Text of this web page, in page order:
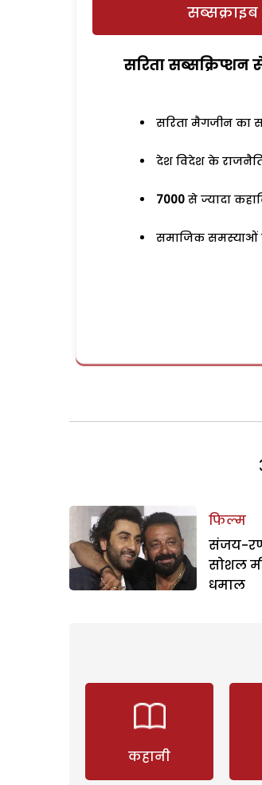
सरिता
सरिता मैगजीन का
देश विदेश के
7000 से ज्यादा
समाजिक समस्याओं
फिल्म
संजय-
सोशल
धमाल
कहानी